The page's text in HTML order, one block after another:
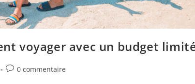
voyager avec un budget
0 commentaire